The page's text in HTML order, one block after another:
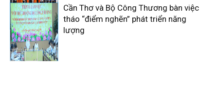
Cần Thơ và Bộ Công Thương bàn việc
tháo “điểm nghẽn” phát triển năng
lượng